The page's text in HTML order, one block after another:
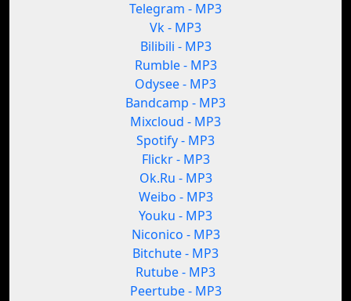
Telegram - MP3
Vk - MP3
Bilibili - MP3
Rumble - MP3
Odysee - MP3
Bandcamp - MP3
Mixcloud - MP3
Spotify - MP3
Flickr - MP3
Ok.Ru - MP3
Weibo - MP3
Youku - MP3
Niconico - MP3
Bitchute - MP3
Rutube - MP3
Peertube - MP3